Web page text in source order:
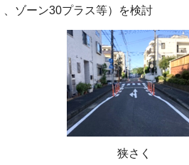
ゾーン30プラス等）を検討
狭さく